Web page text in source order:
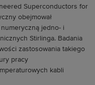
Superconductors for
obejmował
jedno- i
Stirlinga. Badania
zastosowania takiego
pracy
kabli